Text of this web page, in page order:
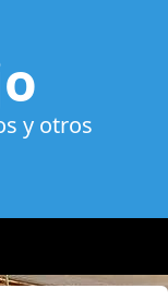
y otros